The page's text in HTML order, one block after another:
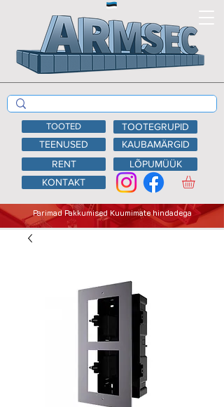
TEENUSED
KAUBAMÄRGID
RENT
LÕPUMÜÜK
KONTAKT
Parimad Pakkumised Kuumimate hindadega
TOOTED TOOTEGRUPID